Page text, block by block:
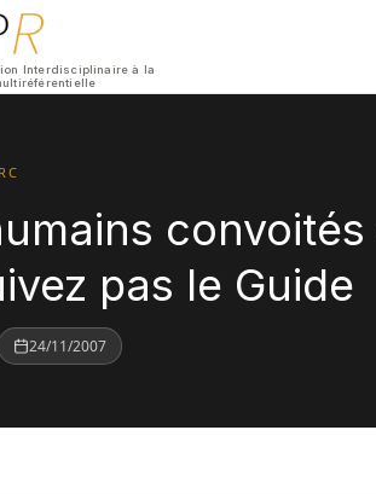
Interdisciplinaire à la
pas le Guide
24/11/2007